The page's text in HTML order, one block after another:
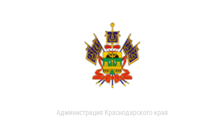
Администрация Краснодарского края